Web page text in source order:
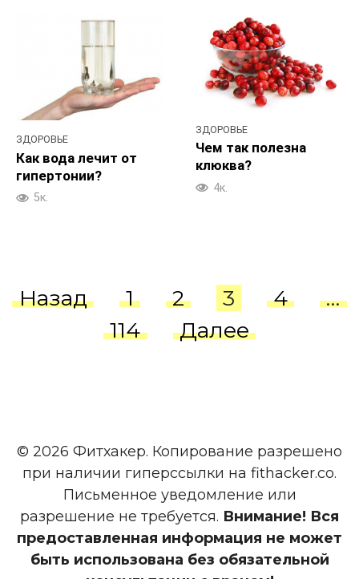
ЗДОРОВЬЕ
Как вода лечит от
гипертонии?
5к.
ЗДОРОВЬЕ
Чем так полезна
клюква?
4к.
Пагинация
Назад 1 2 3 4
…
114
Далее
© 2026 Фитхакер. Копирование разрешено
при наличии гиперссылки на fithacker.co.
Письменное уведомление или
разрешение не требуется. Внимание! Вся
предоставленная информация не может
быть использована без обязательной